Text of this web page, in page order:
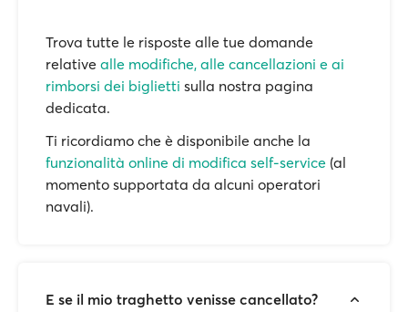
Trova tutte le risposte alle tue domande
relative alle modifiche, alle cancellazioni e ai
rimborsi dei biglietti sulla nostra pagina
dedicata.
Ti ricordiamo che è disponibile anche la
funzionalità online di modifica self-service (al
momento supportata da alcuni operatori
navali).
E se il mio traghetto venisse cancellato?